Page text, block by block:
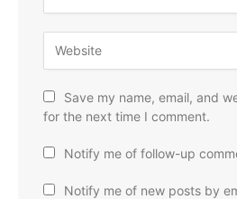
Save my name, email, and
for the next time I comment.
Notify me of follow-up
Notify me of new posts by